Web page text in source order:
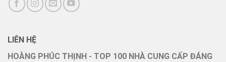
LIÊN HỆ
HOÀNG PHÚC THỊNH - TOP 100 NHÀ CUNG CẤP ĐÁNG